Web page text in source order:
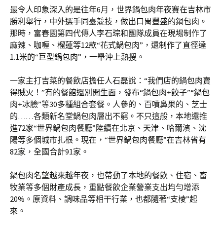
最令人印象深入的是往年6月，世界鍋包肉年夜賽在吉林市
勝利舉行，中外選手同臺競技，做出口胃豐盛的鍋包肉。
那時，富春園第四代傳人李石琮和團隊成員在現場制作了
麻辣、咖喱、榴蓮等12款“花式鍋包肉”，還制作了直徑達
1.1米的“巨型鍋包肉”，一舉沖上熱搜。
一家主打吉菜的餐飲店擔任人石磊說：“我們店的鍋包肉賣
得賊火！”有的餐館還別開生面，發布“鍋包肉+餃子”“鍋包
肉+冰臉”等30多種組合套餐。人參的、百噴鼻果的、芝士
的……各類新名堂鍋包肉層出不窮。不只這般，本地還推
進72家“世界鍋包肉餐廳”陸續在北京、天津、哈爾濱、沈
陽等多個城市扎根。現在，“世界鍋包肉餐廳”在吉林省有
82家，全國合計91家。
鍋包肉名望越來越年夜，也帶動了本地的餐飲、住宿、畜
牧業等多個財產成長，重點餐飲企業營業支出均勻增添
20%。原資料、調味品等相干行業，也都隨著“支棱”起
來。